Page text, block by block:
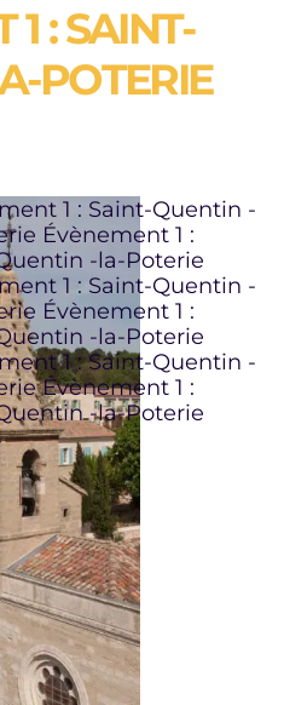
1 : SAINT-
POTERIE
1 : Saint-Quentin -
Évènement 1 :
-la-Poterie
1 : Saint-Quentin -
Évènement 1 :
-la-Poterie
1 : Saint-Quentin -
Évènement 1 :
-la-Poterie